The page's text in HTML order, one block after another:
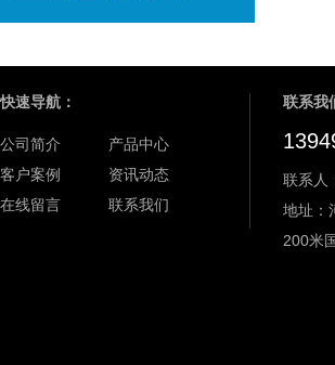
快速导航：
公司简介
产品中心
客户案例
资讯动态
在线留言
联系我们
联系我
联系人
地址：
200米